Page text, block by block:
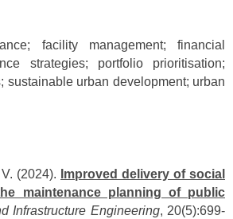
facility management; financial
strategies; portfolio prioritisation;
sustainable urban development; urban
(2024).
Improved delivery of social
maintenance planning of public
Infrastructure Engineering, 20(5):699-